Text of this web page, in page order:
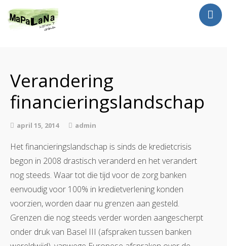
Netwerken en Partners
Opdrachten
Reizen
Contact
Verandering
financieringslandschap
april 15, 2014 admin
Het financieringslandschap is sinds de kredietcrisis
begon in 2008 drastisch veranderd en het verandert
nog steeds. Waar tot die tijd voor de zorg banken
eenvoudig voor 100% in kredietverlening konden
voorzien, worden daar nu grenzen aan gesteld.
Grenzen die nog steeds verder worden aangescherpt
onder druk van Basel III (afspraken tussen banken